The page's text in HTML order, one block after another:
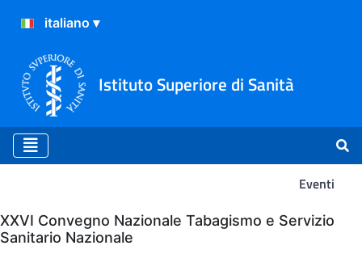
Istituto Superiore di Sanità
Eventi
Eventi
XXVI Convegno Nazionale Tabagismo e Servizio
Sanitario Nazionale